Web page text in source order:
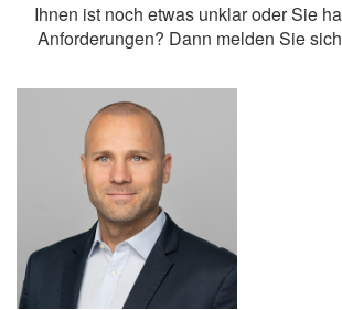
Ihnen ist noch etwas unklar oder Sie
Anforderungen? Dann melden Sie